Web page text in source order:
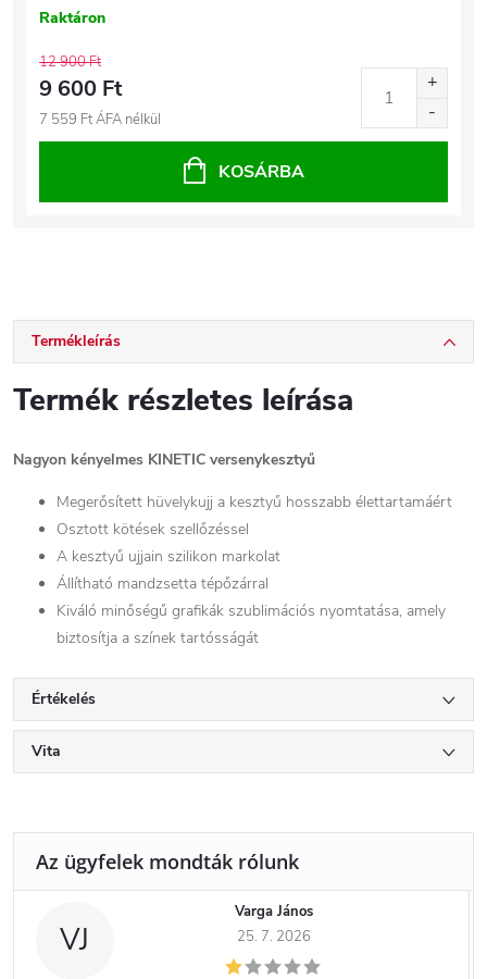
Raktáron
12 900 Ft
9 600 Ft
7 559 Ft ÁFA nélkül
KOSÁRBA
Termékleírás
Termék részletes leírása
Nagyon kényelmes KINETIC versenykesztyű
Megerősített hüvelykujj a kesztyű hosszabb élettartamáért
Osztott kötések szellőzéssel
A kesztyű ujjain szilikon markolat
Állítható mandzsetta tépőzárral
Kiváló minőségű grafikák szublimációs nyomtatása, amely
biztosítja a színek tartósságát
Értékelés
Vita
VJ
Varga János
25. 7. 2026